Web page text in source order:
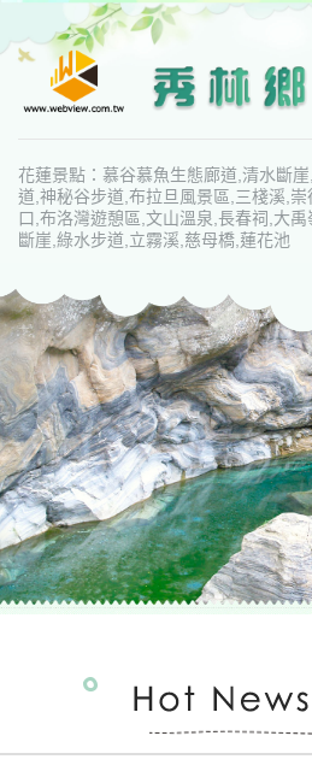
花蓮景點：慕谷慕魚生態廊道,清水斷
道,神秘谷步道,布拉旦風景區,三棧溪,
口,布洛灣遊憩區,文山溫泉,長春祠,大
斷崖,綠水步道,立霧溪,慈母橋,蓮花池